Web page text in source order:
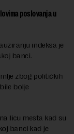
poslovanja u
indeksa je
banci.
zbog političkih
bolje
licu mesta kad su
banci kad je